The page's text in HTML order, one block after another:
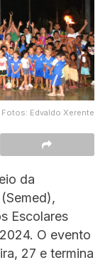
Fotos: Edvaldo Xerente
da
Escolares
O evento
27 e termina